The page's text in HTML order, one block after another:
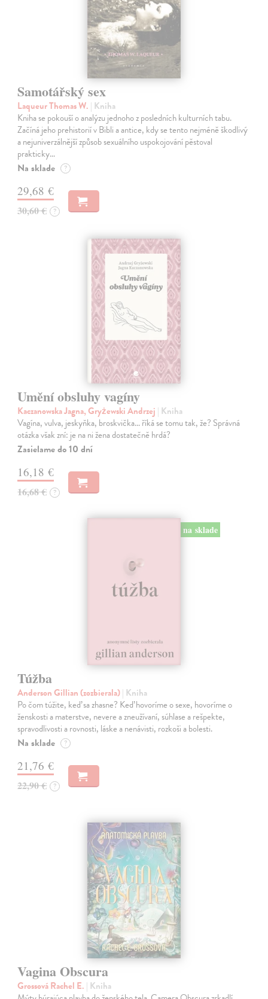
Samotářský sex
Laqueur Thomas W. | Kniha
Kniha se pokouší o analýzu jednoho z posledních kulturních tabu.
Začíná jeho prehistorií v Bibli a antice, kdy se tento nejméně škodlivý
a nejuniverzálnější způsob sexuálního uspokojování pěstoval
prakticky…
Na sklade ?
29,68 €
30,60 € ?
Umění obsluhy vagíny
Kaczanowska Jagna, Gryżewski Andrzej | Kniha
Vagína, vulva, jeskyňka, broskvička... říká se tomu tak, že? Správná
otázka však zní: je na ni žena dostatečně hrdá?
Zasielame do 10 dní
16,18 €
16,68 € ?
na sklade
Túžba
Anderson Gillian (zozbierala)| Kniha
Po čom túžite, keď sa zhasne? Keď hovoríme o sexe, hovoríme o
ženskosti a materstve, nevere a zneužívaní, súhlase a rešpekte,
spravodlivosti a rovnosti, láske a nenávisti, rozkoši a bolesti.
Na sklade ?
21,76 €
22,90 € ?
Vagina Obscura
Grossová Rachel E. | Kniha